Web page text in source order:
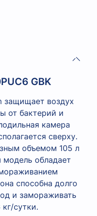
GBK
защищает воздух
от бактерий и
камера
сверху.
объемом 105 л
модель обладает
способна долго
и замораживать
сутки.